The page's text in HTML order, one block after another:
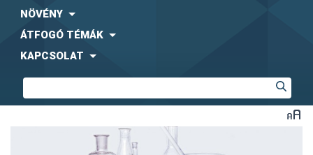
NÖVÉNY
ÁTFOGÓ TÉMÁK
KAPCSOLAT